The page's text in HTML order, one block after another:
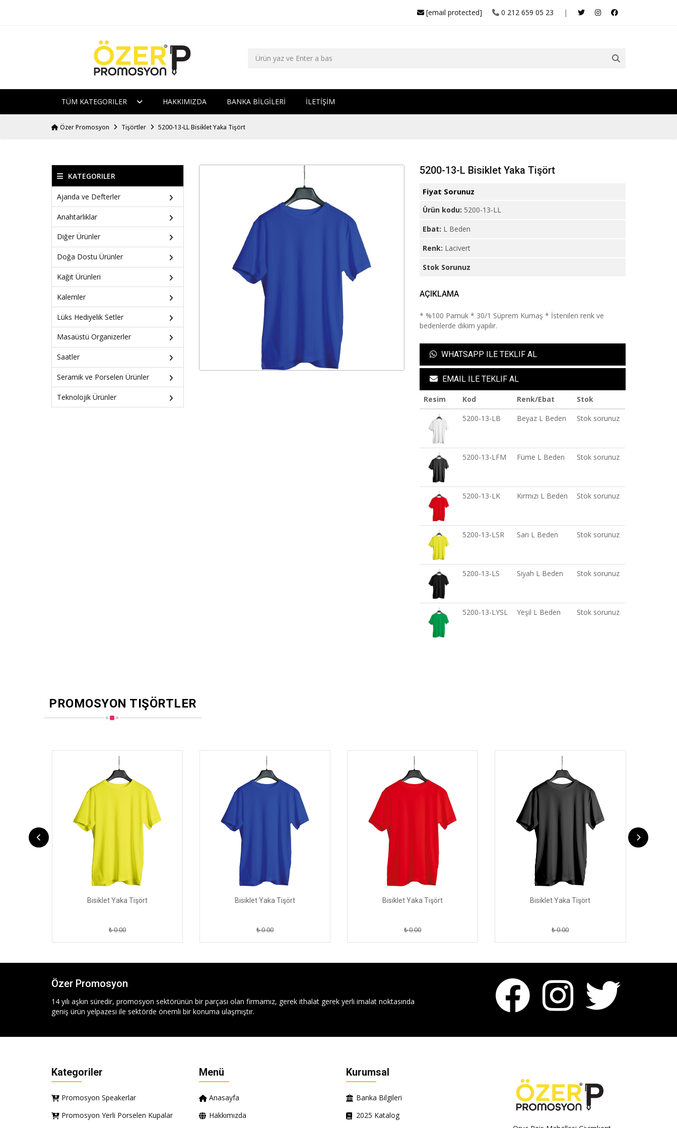
|
0 212 659 05 23
[email protected]
TÜM KATEGORILER HAKKIMIZDA BANKA BİLGİLERİ İLETİŞİM
Özer Promosyon Tişörtler 5200-13-LL Bisiklet Yaka Tişört
KATEGORILER
Ajanda ve Defterler
Anahtarlıklar
Diğer Ürünler
Doğa Dostu Ürünler
Kağıt Ürünleri
Kalemler
Lüks Hediyelik Setler
Masaüstü Organizerler
Saatler
Seramik ve Porselen Ürünler
Teknolojik Ürünler
5200-13-L Bisiklet Yaka Tişört
Fiyat Sorunuz
Ürün kodu: 5200-13-LL
Ebat: L Beden
Renk: Lacivert
Stok Sorunuz
AÇIKLAMA
* %100 Pamuk * 30/1 Süprem Kumaş * İstenilen renk ve
bedenlerde dikim yapılır.
WHATSAPP ILE TEKLIF AL
EMAIL ILE TEKLIF AL
Resim Kod Renk/Ebat
Stok
5200-13-LB
Beyaz L Beden Stok sorunuz
5200-13-LFM Füme L Beden Stok sorunuz
5200-13-LK Kırmızı L Beden Stok sorunuz
5200-13-LSR Sarı L Beden Stok sorunuz
5200-13-LS Siyah L Beden Stok sorunuz
5200-13-LYSL Yeşil L Beden Stok sorunuz
PROMOSYON TIŞÖRTLER
Bisiklet Yaka Tişört
₺ 0.00
Bisiklet Yaka Tişört
₺ 0.00
Bisiklet Yaka Tişört
₺ 0.00
Bisiklet Yaka Tişört
₺ 0.00
Özer Promosyon
14 yılı aşkın süredir, promosyon sektörünün bir parçası olan firmamız, gerek ithalat gerek yerli imalat noktasında
geniş ürün yelpazesi ile sektörde önemli bir konuma ulaşmıştır.
Kategoriler
Promosyon Speakerlar
Promosyon Yerli Porselen Kupalar
Menü
Anasayfa
Hakkımızda
Kurumsal
Banka Bilgileri
2025 Katalog